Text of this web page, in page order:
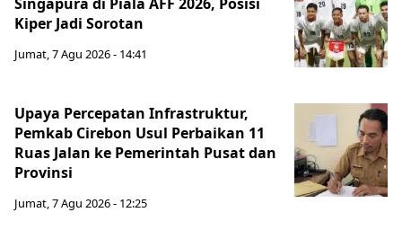
Kiper Jadi Sorotan
Jumat, 7 Agu 2026 - 14:41
Upaya Percepatan Infrastruktur,
Pemkab Cirebon Usul Perbaikan 11
Ruas Jalan ke Pemerintah Pusat dan
Provinsi
Jumat, 7 Agu 2026 - 12:25